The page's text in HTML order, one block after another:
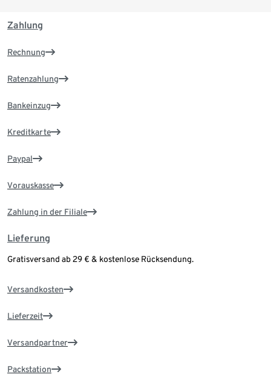
Zahlung
Rechnung
Ratenzahlung
Bankeinzug
Kreditkarte
Paypal
Vorauskasse
Zahlung in der Filiale
Lieferung
Gratisversand ab 29 € & kostenlose Rücksendung.
Versandkosten
Lieferzeit
Versandpartner
Packstation